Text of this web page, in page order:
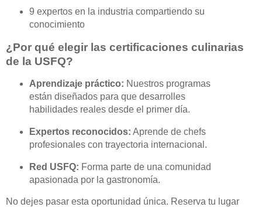
9 expertos en la industria compartiendo su
conocimiento
¿Por qué elegir las certificaciones culinarias
de la USFQ?
Aprendizaje práctico: Nuestros programas
están diseñados para que desarrolles
habilidades reales desde el primer día.
Expertos reconocidos: Aprende de chefs
profesionales con trayectoria internacional.
Red USFQ: Forma parte de una comunidad
apasionada por la gastronomía.
No dejes pasar esta oportunidad única. Reserva tu lugar